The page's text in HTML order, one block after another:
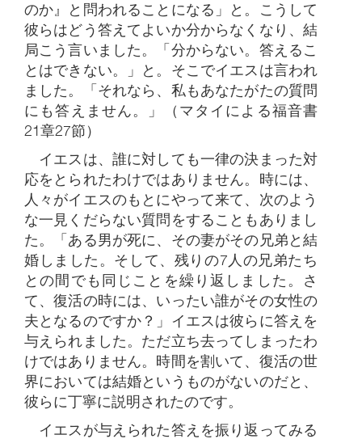
のか』と問われることになる」と。こうして
彼らはどう答えてよいか分からなくなり、結
局こう言いました。「分からない。答えるこ
とはできない。」と。そこでイエスは言われ
ました。「それなら、私もあなたがたの質問
にも答えません。」（マタイによる福音書
21章27節）
イエスは、誰に対しても一律の決まった対
応をとられたわけではありません。時には、
人々がイエスのもとにやって来て、次のよう
な一見くだらない質問をすることもありまし
た。「ある男が死に、その妻がその兄弟と結
婚しました。そして、残りの7人の兄弟たち
との間でも同じことを繰り返しました。さ
て、復活の時には、いったい誰がその女性の
夫となるのですか？」イエスは彼らに答えを
与えられました。ただ立ち去ってしまったわ
けではありません。時間を割いて、復活の世
界においては結婚というものがないのだと、
彼らに丁寧に説明されたのです。
イエスが与えられた答えを振り返ってみる